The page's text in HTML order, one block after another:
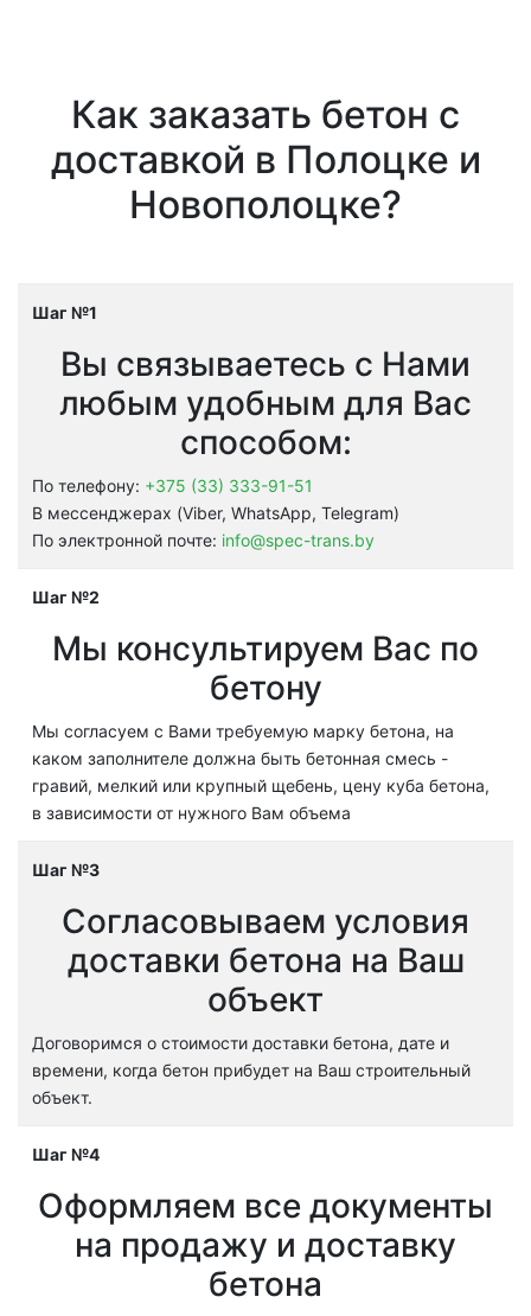
Как заказать бетон с
доставкой в Полоцке и
Новополоцке?
Шаг №1
Вы связываетесь с Нами
любым удобным для Вас
способом:
По телефону: +375 (33) 333-91-51
В мессенджерах (Viber, WhatsApp, Telegram)
По электронной почте: info@spec-trans.by
Шаг №2
Мы консультируем Вас по
бетону
Мы согласуем с Вами требуемую марку бетона, на
каком заполнителе должна быть бетонная смесь -
гравий, мелкий или крупный щебень, цену куба бетона,
в зависимости от нужного Вам объема
Шаг №3
Согласовываем условия
доставки бетона на Ваш
объект
Договоримся о стоимости доставки бетона, дате и
времени, когда бетон прибудет на Ваш строительный
объект.
Шаг №4
Оформляем все документы
на продажу и доставку
бетона